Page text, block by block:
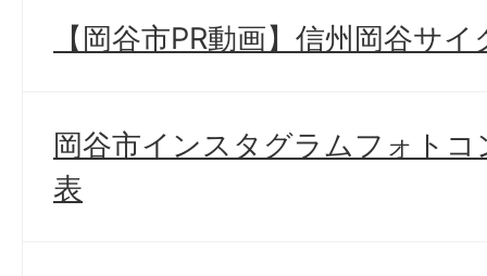
【岡谷市PR動画】信州岡谷サ
岡谷市インスタグラムフォト
表